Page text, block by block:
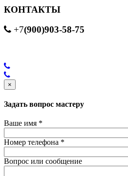
КОНТАКТЫ
+7(900)903-58-75
×
Задать вопрос мастеру
Ваше имя *
Номер телефона *
Вопрос или сообщение